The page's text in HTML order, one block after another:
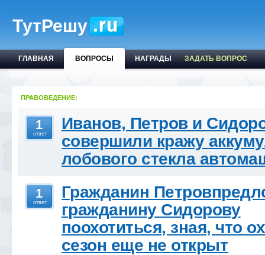
ТутРешу
ГЛАВНАЯ ВОПРОСЫ НАГРАДЫ ЗАДАТЬ ВОПРОС
ПРАВОВЕДЕНИЕ:
1
ответ
Иванов, Петров и
совершили кражу
лобового стекла
1
ответ
Гражданин
гражданину Сидорову
поохотиться, зная, что
сезон еще не открыт